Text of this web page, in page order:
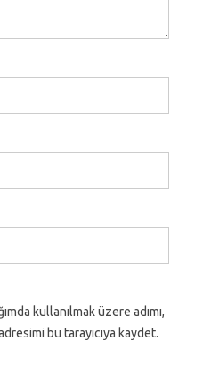
kullanılmak üzere adımı,
bu tarayıcıya kaydet.